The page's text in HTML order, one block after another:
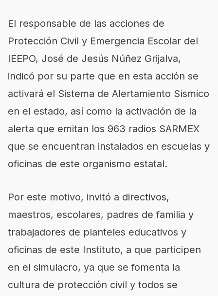
El responsable de las acciones de
Protección Civil y Emergencia Escolar del
IEEPO, José de Jesús Núñez Grijalva,
indicó por su parte que en esta acción se
activará el Sistema de Alertamiento Sísmico
en el estado, así como la activación de la
alerta que emitan los 963 radios SARMEX
que se encuentran instalados en escuelas y
oficinas de este organismo estatal.
Por este motivo, invitó a directivos,
maestros, escolares, padres de familia y
trabajadores de planteles educativos y
oficinas de este Instituto, a que participen
en el simulacro, ya que se fomenta la
cultura de protección civil y todos se